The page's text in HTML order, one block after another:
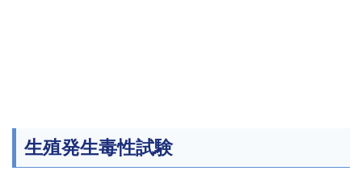
生殖発生毒性試験